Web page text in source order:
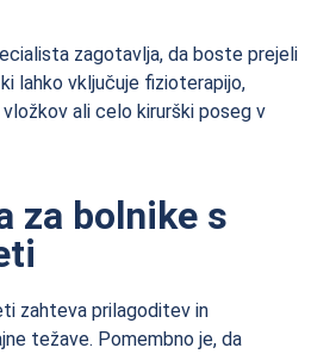
zagotavlja, da boste prejeli
lahko vključuje fizioterapijo,
ali celo kirurški poseg v
za bolnike s
zahteva prilagoditev in
težave. Pomembno je, da